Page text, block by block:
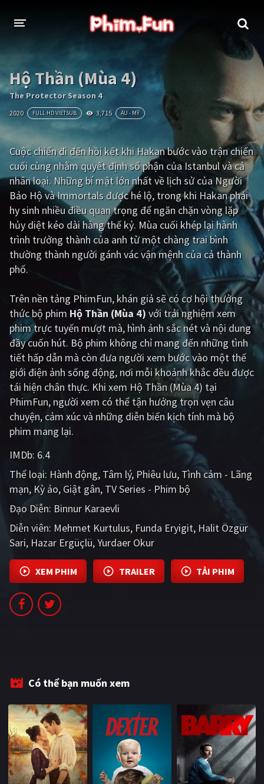
THỂ LOẠI
Thần thoại - Cổ trang Hành động
Tâm lý Chiến tranh
Võ thuật - Kiếm hiệp
Kinh dị Tội phạm - Hình sự
Phiêu lưu Hài hước
Viễn tưởng Khoa học - Tài liệu
Hoạt hình Thể thao
Tình cảm - Lãng mạn Kỳ ảo
Gia đình
Bí ẩn Lịch sử
Viễn Tây Tiểu sử
GameShow DramaTV
QUỐC GIA
Âu - Mỹ Trung Quốc - Hồng Kông
Hàn Quốc
Ấn Độ
Tổng hợp
CẬP NHẬT
PHIM MỚI
PHIM BỘ
PHIM LẺ
PHIM CHIẾU RẠP
Hộ Thần (Mùa 4)
The Protector Season 4
2020 FULL HD VIETSUB 3,715 ÂU - MỸ
Cuộc chiến đi đến hồi kết khi Hakan bước vào trận chiến
cuối cùng nhằm quyết định số phận của Istanbul và cả
nhân loại. Những bí mật lớn nhất về lịch sử của Người
Bảo Hộ và Immortals được hé lộ, trong khi Hakan phải
hy sinh nhiều điều quan trọng để ngăn chặn vòng lặp
hủy diệt kéo dài hàng thế kỷ. Mùa cuối khép lại hành
trình trưởng thành của anh từ một chàng trai bình
thường thành người gánh vác vận mệnh của cả thành
phố.
Trên nền tảng PhimFun, khán giả sẽ có cơ hội thưởng
thức bộ phim Hộ Thần (Mùa 4) với trải nghiệm xem
phim trực tuyến mượt mà, hình ảnh sắc nét và nội dung
đầy cuốn hút. Bộ phim không chỉ mang đến những tình
tiết hấp dẫn mà còn đưa người xem bước vào một thế
giới điện ảnh sống động, nơi mỗi khoảnh khắc đều được
tái hiện chân thực. Khi xem Hộ Thần (Mùa 4) tại
PhimFun, người xem có thể tận hưởng trọn vẹn câu
chuyện, cảm xúc và những diễn biến kịch tính mà bộ
phim mang lại.
IMDb: 6.4
Thể loại: Hành động Tâm lý Phiêu lưu Tình cảm - Lãng
mạn Kỳ ảo Giật gân TV Series - Phim bộ
Đạo Diễn: Binnur Karaevli
Diễn viên: Mehmet Kurtulus Funda Eryigit Halit Özgür
Sari Hazar Ergüçlü Yurdaer Okur
XEM PHIM TRAILER TẢI PHIM
Có thể bạn muốn xem